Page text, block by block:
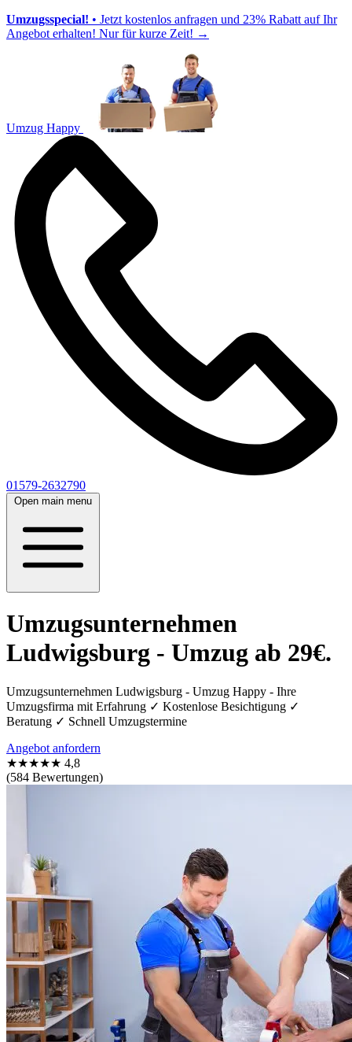
Umzugsspecial! • Jetzt kostenlos anfragen und 23% Rabatt auf Ihr
Angebot erhalten! Nur für kurze Zeit! →
Umzug Happy
01579-2632790
Open main menu
Umzugsunternehmen
Ludwigsburg - Umzug ab 29€.
Umzugsunternehmen Ludwigsburg - Umzug Happy - Ihre
Umzugsfirma mit Erfahrung ✓ Kostenlose Besichtigung ✓
Beratung ✓ Schnell Umzugstermine
Angebot anfordern
★★★★★ 4,8
(584 Bewertungen)